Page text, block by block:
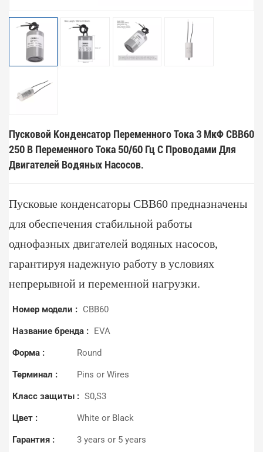
Пусковой Конденсатор Переменного Тока 3 МкФ CBB60
250 В Переменного Тока 50/60 Гц С Проводами Для
Двигателей Водяных Насосов.
Пусковые конденсаторы CBB60 предназначены
для обеспечения стабильной работы
однофазных двигателей водяных насосов,
гарантируя надежную работу в условиях
непрерывной и переменной нагрузки.
Номер модели : CBB60
Название бренда : EVA
Форма : Round
Терминал : Pins or Wires
Класс защиты : S0,S3
Цвет : White or Black
Гарантия : 3 years or 5 years